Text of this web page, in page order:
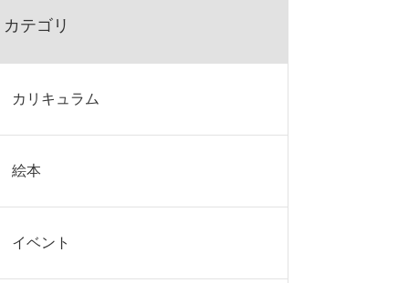
カテゴリ
カリキュラム
絵本
イベント